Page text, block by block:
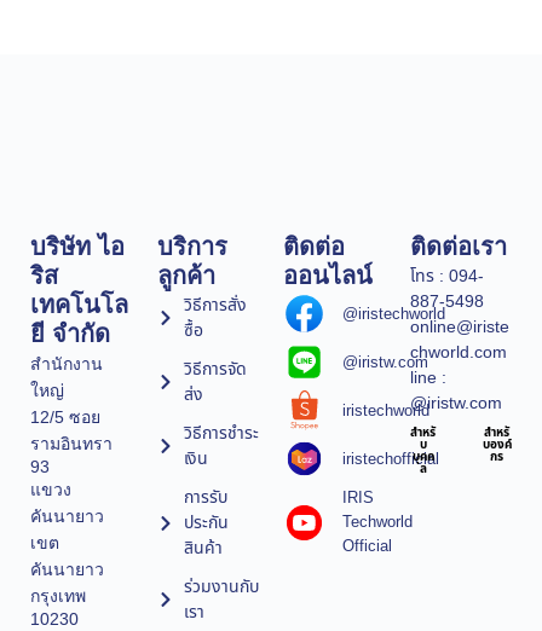
บริษัท ไอ
ริส
เทคโนโล
ยี จำกัด
สำนักงาน
ใหญ่
12/5 ซอย
รามอินทรา
93
แขวง
คันนายาว
เขต
คันนายาว
กรุงเทพ
10230
บริการ
ลูกค้า
วิธีการสั่ง
ซื้อ
วิธีการจัด
ส่ง
วิธีการชำระ
เงิน
การรับ
ประกัน
สินค้า
ร่วมงานกับ
เรา
ติดต่อ
ออนไลน์
@iristechworld
@iristw.com
iristechworld
iristechofficial
IRIS
Techworld
Official
ติดต่อเรา
โทร : 094-
887-5498
online@iriste
chworld.com
line :
@iristw.com
สำหรั
บ
บุคค
ล
สำหรั
บองค์
กร